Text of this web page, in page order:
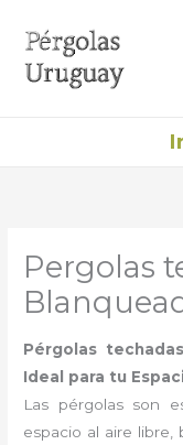
contenido
Pergolas
Pérgolas
Ideal para tu
Las pérgolas son
espacio al aire libre,